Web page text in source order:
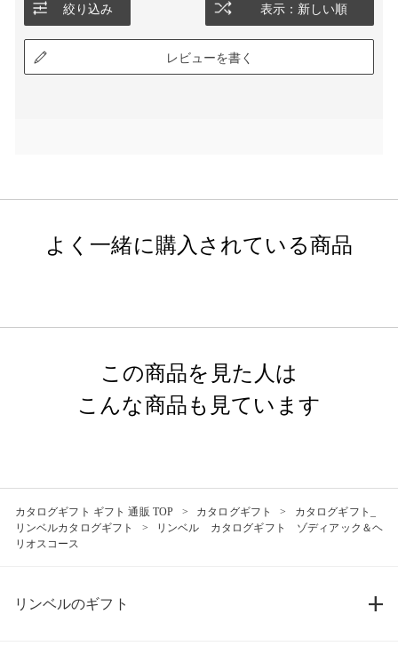
絞り込み 表示：新しい順
レビューを書く
よく一緒に購入されている商品
この商品を見た人は
こんな商品も見ています
カタログギフト ギフト 通販 TOP カタログギフト
カタログギフト_
リンベルカタログギフト
リンベル カタログギフト ゾディアック＆ヘ
リオスコース
リンベルのギフト